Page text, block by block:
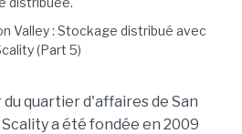
quartier d'affaires de San
a été fondée en 2009